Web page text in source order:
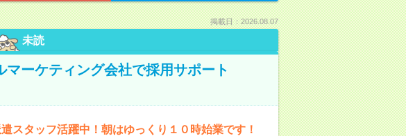
掲載日：2026.08.07
未読
ーケティング会社で採用サポート
スタッフ活躍中！朝はゆっくり１０時始業です！